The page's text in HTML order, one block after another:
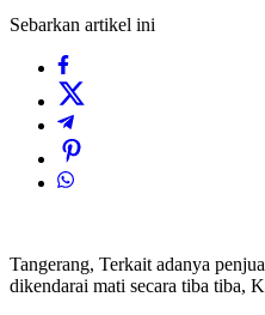
Sebarkan artikel ini
Tangerang, Terkait adanya
dikendarai mati secara tiba tiba,